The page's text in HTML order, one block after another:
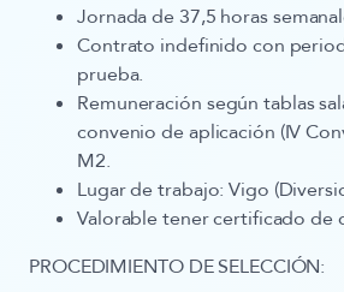
Jornada de 37,5 horas
Contrato indefinido con
prueba.
Remuneración según tablas
convenio de aplicación (IV
M2.
Lugar de trabajo: Vigo
Valorable tener certificado de
PROCEDIMIENTO DE SELECCIÓN: